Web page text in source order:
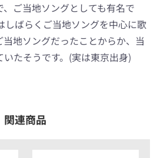
ご当地ソングとしても有名で
しばらくご当地ソングを中心に歌
地ソングだったことからか、当
たそうです。(実は東京出身)
関連商品